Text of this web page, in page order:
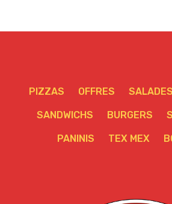
PIZZAS OFFRES SALADES
SANDWICHS BURGERS
PANINIS TEX MEX